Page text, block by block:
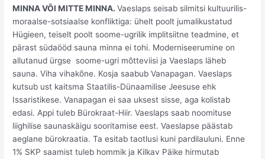
MINNA VÕI MITTE MINNA.Vaeslaps seisab silmitsi kultuurilis-
moraalse-sotsiaalse konfliktiga: ühelt poolt jumalikustatud
Hügieen, teiselt poolt soome-ugrilik implitsiitne teadmine, et
pärast südaööd sauna minna ei tohi. Moderniseerumine on
allutanud ürgse soome-ugri mõtteviisi ja Vaeslaps läheb
sauna. Viha vihakõne. Kosja saabub Vanapagan. Vaeslaps
kutsub ust kaitsma Staatilis-Dünaamilise Jeesuse ehk
Issaristikese. Vanapagan ei saa uksest sisse, aga kolistab
edasi. Appi tuleb Bürokraat-Hiir. Vaeslaps saab noomituse
liighilise saunaskäigu sooritamise eest. Vaeslapse päästab
aeglane bürokraatia. Ta esitab taotlusi kuni pardilauluni. Enne
1% SKP saamist tuleb hommik ja Kilkav Päike hirmutab